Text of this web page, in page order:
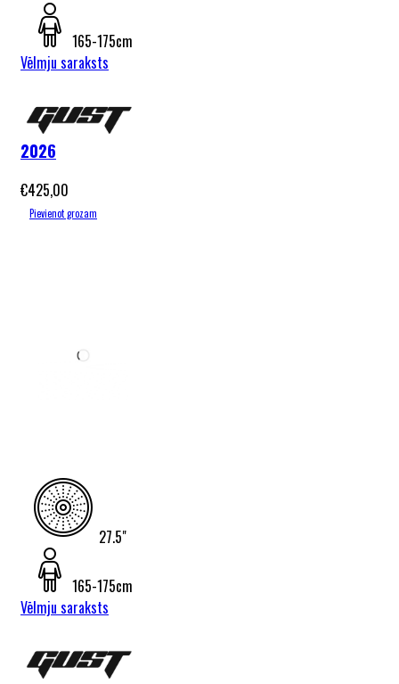
165-175cm
Vēlmju saraksts
Gust Katox
Hidraulic
2026
€425,00
Pievienot grozam
27.5"
165-175cm
Vēlmju saraksts
Gust Coral
2026